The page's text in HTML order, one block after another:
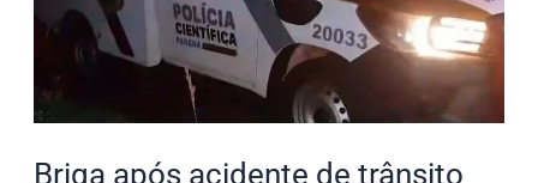
Briga após acidente de trânsito
trânsito
termina
em
morte